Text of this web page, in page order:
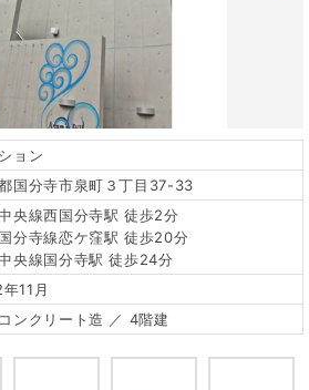
ョン
国分寺市泉町３丁目37-33
中央線西国分寺駅 徒歩2分
分寺線恋ケ窪駅 徒歩20分
中央線国分寺駅 徒歩24分
11月
ンクリート造 ／ 4階建